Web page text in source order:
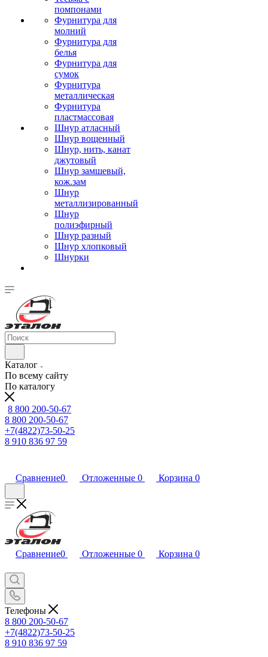
помпонами
Фурнитура для
молний
Фурнитура для
белья
Фурнитура для
сумок
Фурнитура
металлическая
Фурнитура
пластмассовая
Шнур атласный
Шнур вощенный
Шнур, нить, канат
джутовый
Шнур замшевый,
кож.зам
Шнур
металлизированный
Шнур
полиэфирный
Шнур разный
Шнур хлопковый
Шнурки
Каталог
По всему сайту
По каталогу
8 800 200-50-67
8 800 200-50-67
+7(4822)73-50-25
8 910 836 97 59
Сравнение0 Отложенные 0 Корзина 0
Сравнение0 Отложенные 0 Корзина 0
Телефоны
8 800 200-50-67
+7(4822)73-50-25
8 910 836 97 59